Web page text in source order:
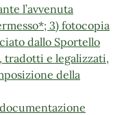
l’avvenuta
3) fotocopia
dallo Sportello
e legalizzati,
della